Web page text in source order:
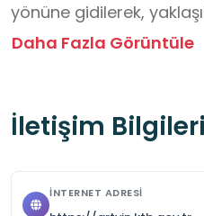
yönüne gidilerek,
ulaşılır. Araçla veya
kaymaz ayakkabı tercih
yapılabilir, ancak çevre
Daha Fazla Görüntüle
İletişim Bilgileri
İNTERNET ADRESI